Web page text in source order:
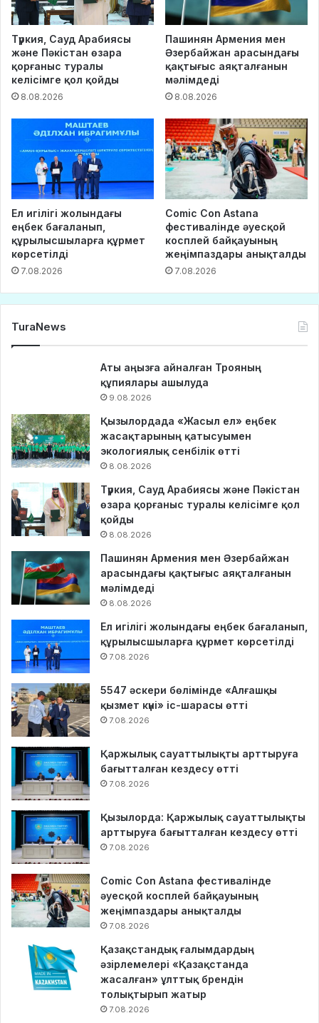
Түркия, Сауд Арабиясы
және Пәкістан өзара
қорғаныс туралы
келісімге қол қойды
8.08.2026
Пашинян Армения мен
Әзербайжан арасындағы
қақтығыс аяқталғанын
мәлімдеді
8.08.2026
Ел игілігі жолындағы
еңбек бағаланып,
құрылысшыларға құрмет
көрсетілді
7.08.2026
Comic Con Astana
фестивалінде әуесқой
косплей байқауының
жеңімпаздары анықталды
7.08.2026
TuraNews
Аты аңызға айналған Трояның
құпиялары ашылуда
9.08.2026
Қызылордада «Жасыл ел» еңбек
жасақтарының қатысуымен
экологиялық сенбілік өтті
8.08.2026
Түркия, Сауд Арабиясы және Пәкістан
өзара қорғаныс туралы келісімге қол
қойды
8.08.2026
Пашинян Армения мен Әзербайжан
арасындағы қақтығыс аяқталғанын
мәлімдеді
8.08.2026
Ел игілігі жолындағы еңбек бағаланып,
құрылысшыларға құрмет көрсетілді
7.08.2026
5547 әскери бөлімінде «Алғашқы
қызмет күні» іс-шарасы өтті
7.08.2026
Қаржылық сауаттылықты арттыруға
бағытталған кездесу өтті
7.08.2026
Қызылорда: Қаржылық сауаттылықты
арттыруға бағытталған кездесу өтті
7.08.2026
Comic Con Astana фестивалінде
әуесқой косплей байқауының
жеңімпаздары анықталды
7.08.2026
Қазақстандық ғалымдардың
әзірлемелері «Қазақстанда
жасалған» ұлттық брендін
толықтырып жатыр
7.08.2026